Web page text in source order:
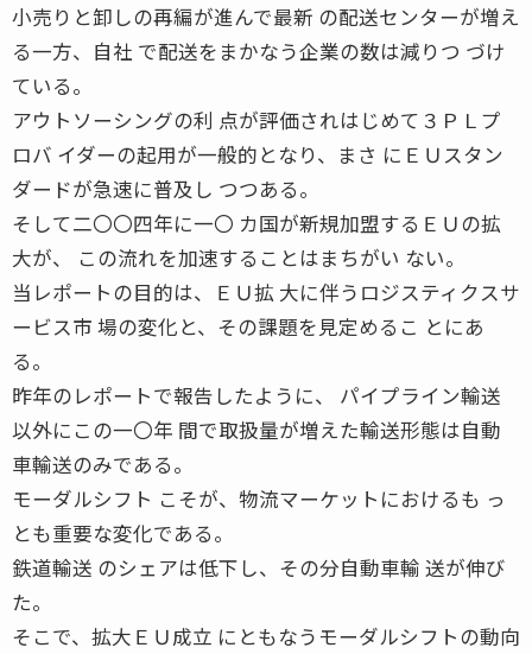
小売りと卸しの再編が進んで最新 の配送センターが増え
る一方、自社 で配送をまかなう企業の数は減りつ づけ
ている。
アウトソーシングの利 点が評価されはじめて３ＰＬプ
ロバ イダーの起用が一般的となり、まさ にＥＵスタン
ダードが急速に普及し つつある。
そして二〇〇四年に一〇 カ国が新規加盟するＥＵの拡
大が、 この流れを加速することはまちがい ない。
当レポートの目的は、ＥＵ拡 大に伴うロジスティクスサ
ービス市 場の変化と、その課題を見定めるこ とにあ
る。
昨年のレポートで報告したように、 パイプライン輸送
以外にこの一〇年 間で取扱量が増えた輸送形態は自動
車輸送のみである。
モーダルシフト こそが、物流マーケットにおけるも っ
とも重要な変化である。
鉄道輸送 のシェアは低下し、その分自動車輸 送が伸び
た。
そこで、拡大ＥＵ成立 にともなうモーダルシフトの動向